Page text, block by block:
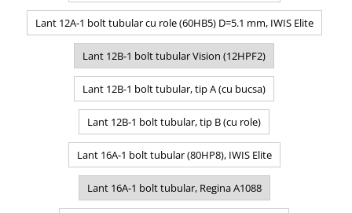
Lant 12A-1 bolt tubular cu role (60HB5) D=5.1 mm, IWIS Elite
Lant 12B-1 bolt tubular Vision (12HPF2)
Lant 12B-1 bolt tubular, tip A (cu bucsa)
Lant 12B-1 bolt tubular, tip B (cu role)
Lant 16A-1 bolt tubular (80HP8), IWIS Elite
Lant 16A-1 bolt tubular, Regina A1088